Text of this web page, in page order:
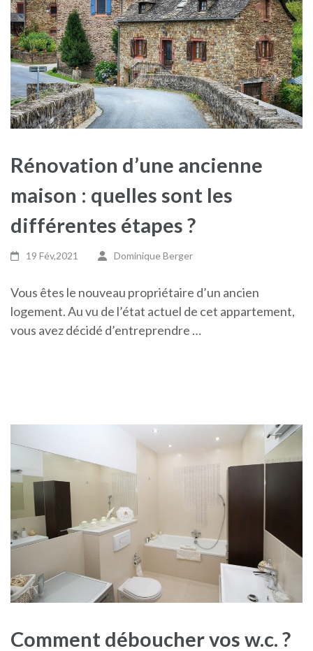
Rénovation d’une ancienne
maison : quelles sont les
différentes étapes ?
19 Fév,2021 Dominique Berger
Vous êtes le nouveau propriétaire d’un ancien
logement. Au vu de l’état actuel de cet appartement,
vous avez décidé d’entreprendre …
Comment déboucher vos w.c. ?